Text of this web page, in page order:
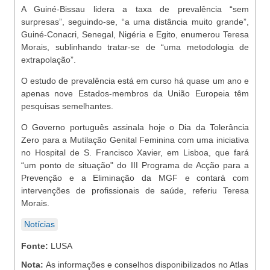
A Guiné-Bissau lidera a taxa de prevalência “sem
surpresas”, seguindo-se, “a uma distância muito grande”,
Guiné-Conacri, Senegal, Nigéria e Egito, enumerou Teresa
Morais, sublinhando tratar-se de “uma metodologia de
extrapolação”.
O estudo de prevalência está em curso há quase um ano e
apenas nove Estados-membros da União Europeia têm
pesquisas semelhantes.
O Governo português assinala hoje o Dia da Tolerância
Zero para a Mutilação Genital Feminina com uma iniciativa
no Hospital de S. Francisco Xavier, em Lisboa, que fará
“um ponto de situação" do III Programa de Acção para a
Prevenção e a Eliminação da MGF e contará com
intervenções de profissionais de saúde, referiu Teresa
Morais.
Notícias
Fonte: LUSA
Nota: As informações e conselhos disponibilizados no Atlas